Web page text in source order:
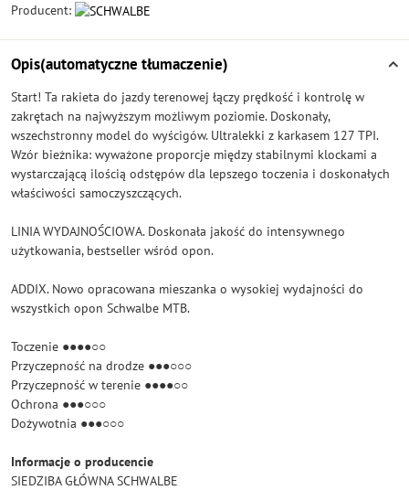
Producent:
Opis(automatyczne tłumaczenie)
Start! Ta rakieta do jazdy terenowej łączy prędkość i kontrolę w
zakrętach na najwyższym możliwym poziomie. Doskonały,
wszechstronny model do wyścigów. Ultralekki z karkasem 127 TPI.
Wzór bieżnika: wyważone proporcje między stabilnymi klockami a
wystarczającą ilością odstępów dla lepszego toczenia i doskonałych
właściwości samoczyszczących.
LINIA WYDAJNOŚCIOWA. Doskonała jakość do intensywnego
użytkowania, bestseller wśród opon.
ADDIX. Nowo opracowana mieszanka o wysokiej wydajności do
wszystkich opon Schwalbe MTB.
Toczenie ●●●●○○
Przyczepność na drodze ●●●○○○
Przyczepność w terenie ●●●●○○
Ochrona ●●●○○○
Dożywotnia ●●●○○○
Informacje o producencie
SIEDZIBA GŁÓWNA SCHWALBE